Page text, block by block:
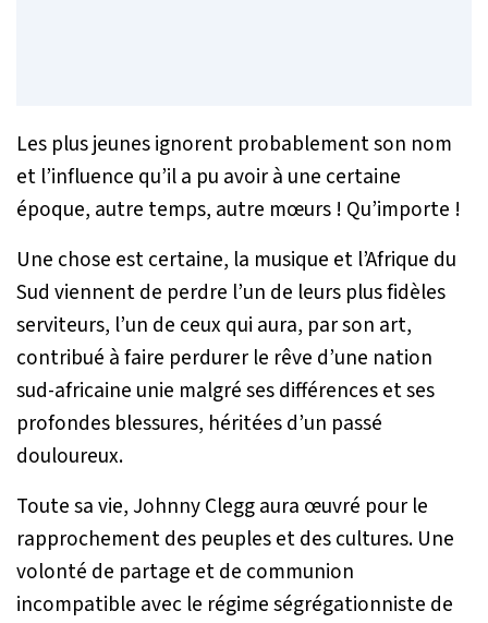
Les plus jeunes ignorent probablement son nom
et l’influence qu’il a pu avoir à une certaine
époque, autre temps, autre mœurs ! Qu’importe !
Une chose est certaine, la musique et l’Afrique du
Sud viennent de perdre l’un de leurs plus fidèles
serviteurs, l’un de ceux qui aura, par son art,
contribué à faire perdurer le rêve d’une nation
sud-africaine unie malgré ses différences et ses
profondes blessures, héritées d’un passé
douloureux.
Toute sa vie, Johnny Clegg aura œuvré pour le
rapprochement des peuples et des cultures. Une
volonté de partage et de communion
incompatible avec le régime ségrégationniste de